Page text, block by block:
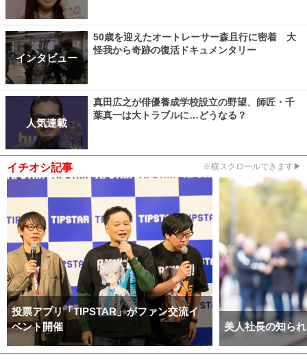
インタビュー
50歳を迎えたオートレーサー森且行に密着 大
怪我から奇跡の復活ドキュメンタリー
人気連載
真田広之が俳優養成学校設立の野望、師匠・千
葉真一は大トラブルに…どうなる？
イチオシ記事 ※横スクロールできます▶
投票アプリ「TIPSTAR」がファン交流イ
ベント開催
美人社長の知ら